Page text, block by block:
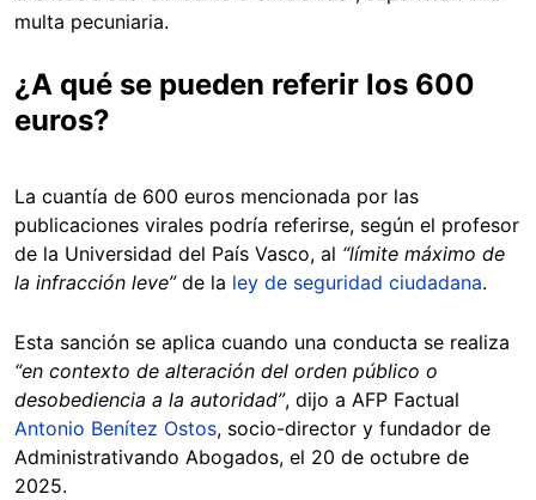
multa pecuniaria.
¿A qué se pueden referir los 600
euros?
La cuantía de 600 euros mencionada por las
publicaciones virales podría referirse, según el profesor
de la Universidad del País Vasco, al “límite máximo de
la infracción leve”de la ley de seguridad ciudadana.
Esta sanción se aplica cuando una conducta se realiza
“en contexto de alteración del orden público o
desobediencia a la autoridad”, dijo a AFP Factual
Antonio Benítez Ostos, socio-director y fundador de
Administrativando Abogados, el 20 de octubre de
2025.